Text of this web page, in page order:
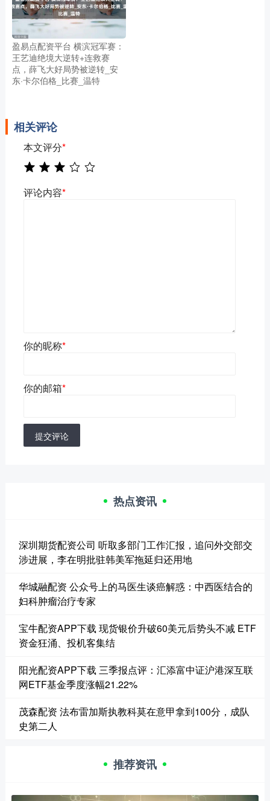
盈易点配资平台 横滨冠军赛：
王艺迪绝境大逆转+连救赛
点，薛飞大好局势被逆转_安
东·卡尔伯格_比赛_温特
相关评论
本文评分*
评论内容*
你的昵称*
你的邮箱*
提交评论
热点资讯
深圳期货配资公司 听取多部门工作汇报，追问外交部交
涉进展，李在明批驻韩美军拖延归还用地
华城融配资 公众号上的马医生谈癌解惑：中西医结合的
妇科肿瘤治疗专家
宝牛配资APP下载 现货银价升破60美元后势头不减 ETF
资金狂涌、投机客集结
阳光配资APP下载 三季报点评：汇添富中证沪港深互联
网ETF基金季度涨幅21.22%
茂森配资 法布雷加斯执教科莫在意甲拿到100分，成队
史第二人
推荐资讯